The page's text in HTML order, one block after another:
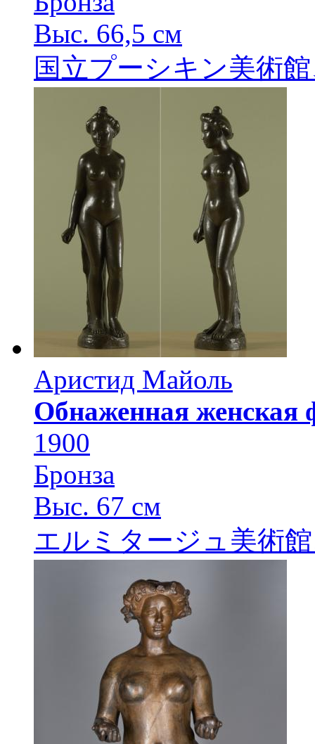
Выс. 66,5 см
国立プーシキン美術
Аристид Майоль
Обнаженная женская
1900
Бронза
Выс. 67 см
エルミタージュ美術